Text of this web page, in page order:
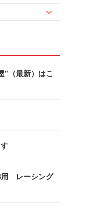
（最新）はこ
用 レーシング